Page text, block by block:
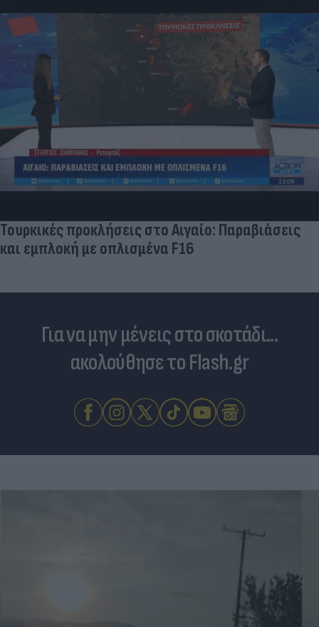
«Στην pole position για Κωνσταντέλια η
Ντόρτμουντ»
Για να μην μένεις στο σκοτάδι...
ακολούθησε το Flash.gr